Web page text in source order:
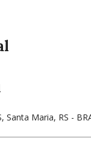
Santa Maria, RS -